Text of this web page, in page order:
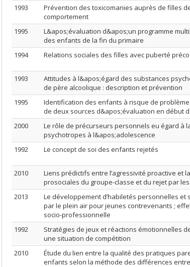
1993
Prévention des toxicomanies auprès de filles
comportement
1995
L&apos;évaluation d&apos;un programme
des enfants de la fin du primaire
1994 Relations sociales des filles avec puberté
1993
Attitudes à l&apos;égard des substances
de père alcoolique : description et prévention
1995
Identification des enfants à risque de
de deux sources d&apos;évaluation en début
2000
Le rôle de précurseurs personnels eu égard à
psychotropes à l&apos;adolescence
1992 Le concept de soi des enfants rejetés
2010
Liens prédictifs entre l’agressivité proactive et
prosociales du groupe-classe et du rejet par
2013
Le développement d’habiletés personnelles
par le plein air pour jeunes contrevenants ;
socio-professionnelle
1992
Stratégies de jeux et réactions émotionnelles
une situation de compétition
2010
Étude du lien entre la qualité des pratiques
enfants selon la méthode des différences